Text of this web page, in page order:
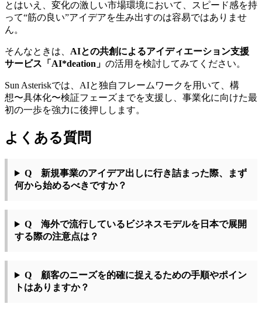
とはいえ、変化の激しい市場環境において、スピード感を持
って“筋の良い”アイデアを生み出すのは容易ではありませ
ん。
そんなときは、 AIとの共創によるアイディエーション支援
サービス「AI*deation」 の活用を検討してみてください。
Sun Asteriskでは、AIと独自フレームワークを用いて、構
想〜具体化〜検証フェーズまでを支援し、事業化に向けた最
初の一歩を強力に後押しします。
よくある質問
Q 新規事業のアイデア出しに行き詰まった際、まず
何から始めるべきですか？
Q 海外で流行しているビジネスモデルを日本で展開
する際の注意点は？
Q 顧客のニーズを的確に捉えるための手順やポイン
トはありますか？